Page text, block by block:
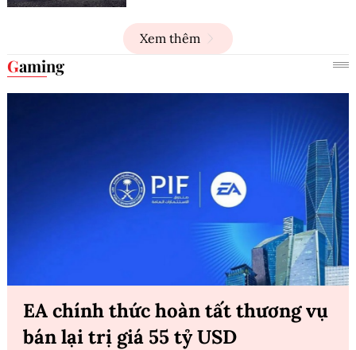
Xem thêm
Gaming
EA chính thức hoàn tất thương vụ
bán lại trị giá 55 tỷ USD